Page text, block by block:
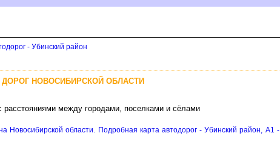
- Убинский район
НОВОСИБИРСКОЙ ОБЛАСТИ
расстояниями между городами, поселками и сёлами
Новосибирской области. Подробная карта автодорог - Убинский район, A1 -